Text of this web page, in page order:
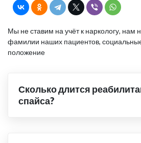
Мы не ставим на учёт к наркологу, нам
фамилии наших пациентов,
положение
Сколько длится
спайса?